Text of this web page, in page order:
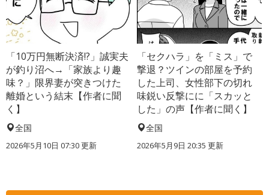
「10万円無断決済!?」誠実夫
が釣り沼へ→「家族より趣
味？」限界妻が突きつけた
離婚という結末【作者に聞
く】
全国
2026年5月10日 07:30 更新
「セクハラ」を「ミス」で
撃退？ツインの部屋を予約
した上司、女性部下の切れ
味鋭い反撃にに「スカッと
した」の声【作者に聞く】
全国
2026年5月9日 20:35 更新